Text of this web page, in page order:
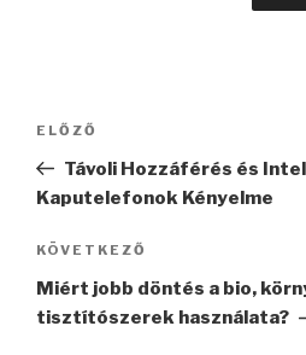
Bejegyzés
Korábbi
bejegyzés
ELŐZŐ
Távoli Hozzáférés és
Kaputelefonok Kényelme
Következő
bejegyzés
KÖVETKEZŐ
Miért jobb döntés a bio,
tisztítószerek használata?